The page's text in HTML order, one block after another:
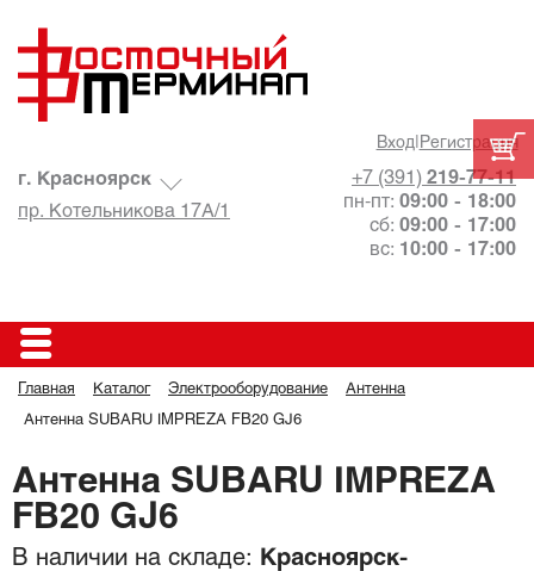
Вход| Регистрация
+7 (391) 219-77-11
пн-пт: 09:00 - 18:00
сб: 09:00 - 17:00
вс: 10:00 - 17:00
г. Красноярск
пр. Котельникова 17А/1
Главная Каталог Электрооборудование Антенна
Антенна SUBARU IMPREZA FB20 GJ6
Антенна SUBARU IMPREZA
FB20 GJ6
В наличии на складе:
Красноярск-